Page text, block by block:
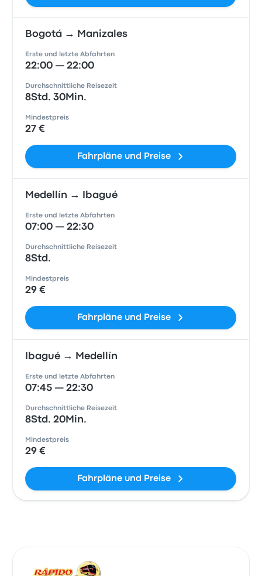
Bogotá → Manizales
Erste und letzte Abfahrten
22:00 — 22:00
Durchschnittliche Reisezeit
8Std. 30Min.
Mindestpreis
27 €
Fahrpläne und Preise
Medellín → Ibagué
Erste und letzte Abfahrten
07:00 — 22:30
Durchschnittliche Reisezeit
8Std.
Mindestpreis
29 €
Fahrpläne und Preise
Ibagué → Medellín
Erste und letzte Abfahrten
07:45 — 22:30
Durchschnittliche Reisezeit
8Std. 20Min.
Mindestpreis
29 €
Fahrpläne und Preise